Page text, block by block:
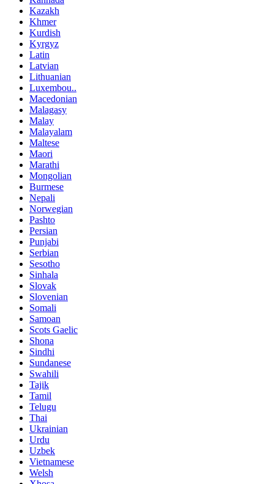
Kazakh
Khmer
Kurdish
Kyrgyz
Latin
Latvian
Lithuanian
Luxembou..
Macedonian
Malagasy
Malay
Malayalam
Maltese
Maori
Marathi
Mongolian
Burmese
Nepali
Norwegian
Pashto
Persian
Punjabi
Serbian
Sesotho
Sinhala
Slovak
Slovenian
Somali
Samoan
Scots Gaelic
Shona
Sindhi
Sundanese
Swahili
Tajik
Tamil
Telugu
Thai
Ukrainian
Urdu
Uzbek
Vietnamese
Welsh